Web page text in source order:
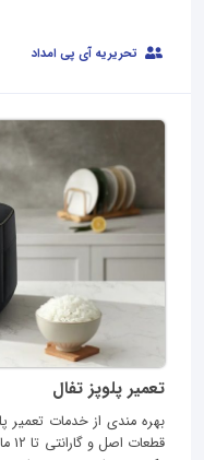
تحریریه آی پی امداد
تعمیر پلوپز تفال
بهره مندی از خدمات تعمیر